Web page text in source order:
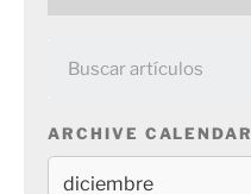
ARCHIVE CALENDAR